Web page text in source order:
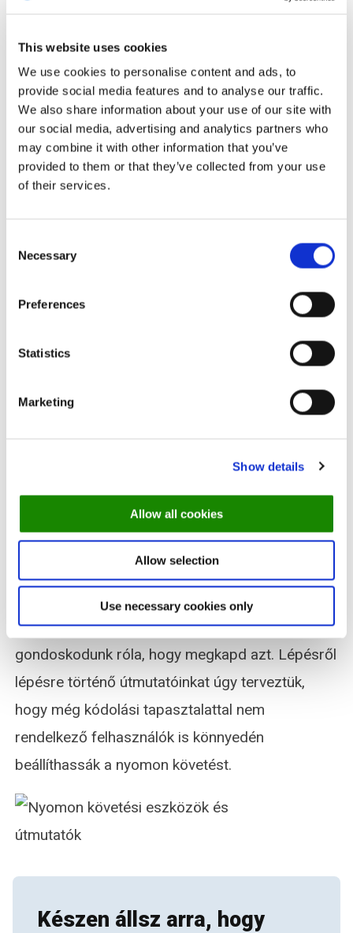
This website uses cookies
We use cookies to personalise content and ads, to
provide social media features and to analyse our traffic.
We also share information about your use of our site with
our social media, advertising and analytics partners who
may combine it with other information that you’ve
provided to them or that they’ve collected from your use
of their services.
Selection
Necessary
Preferences
Statistics
Marketing
Show details
Allow all cookies
Allow selection
Use necessary cookies only
Nyomon követési eszközök és
útmutatók
könnyen használható nyomon követési eszközök
és erőforrások biztosításával lehetővé tegyük,
hogy adatvezérelt döntéseket hozz, és fejleszd a
vállalkozásodat.
elkezdheted nyomon követni a vendégek
viselkedését.
A nyomon követés beállításához szükséges
számodra. Akár egy önálló pixelt, akár a Google
Tag Managerrel való integrációt választod, mi
gondoskodunk róla, hogy megkapd azt. Lépésről
lépésre történő útmutatóinkat úgy terveztük,
hogy még kódolási tapasztalattal nem
rendelkező felhasználók is könnyedén
beállíthassák a nyomon követést.
Készen állsz arra, hogy